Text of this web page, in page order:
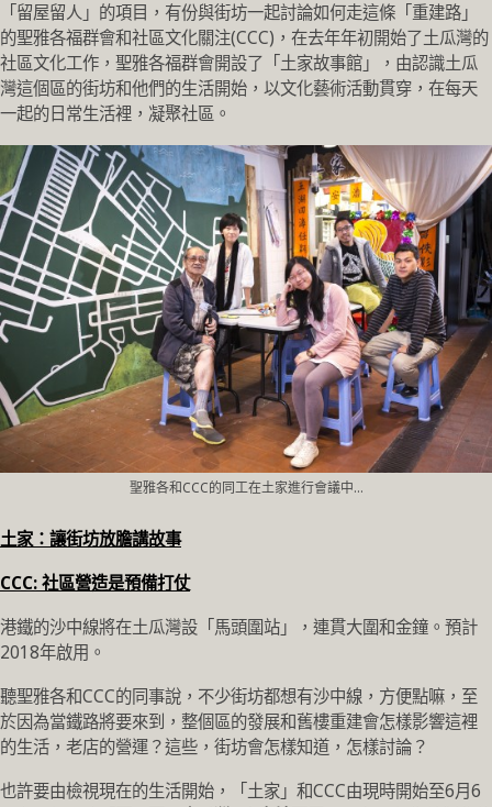
「留屋留人」的項目，有份與街坊一起討論如何走這條「重建路」
的聖雅各福群會和社區文化關注(CCC)，在去年年初開始了土瓜灣的
社區文化工作，聖雅各福群會開設了「土家故事館」，由認識土瓜
灣這個區的街坊和他們的生活開始，以文化藝術活動貫穿，在每天
一起的日常生活裡，凝聚社區。
聖雅各和CCC的同工在土家進行會議中…
土家：讓街坊放膽講故事
CCC: 社區營造是預備打仗
港鐵的沙中線將在土瓜灣設「馬頭圍站」，連貫大圍和金鐘。預計
2018年啟用。
聽聖雅各和CCC的同事說，不少街坊都想有沙中線，方便點嘛，至
於因為當鐵路將要來到，整個區的發展和舊樓重建會怎樣影響這裡
的生活，老店的營運？這些，街坊會怎樣知道，怎樣討論？
也許要由檢視現在的生活開始，「土家」和CCC由現時開始至6月6